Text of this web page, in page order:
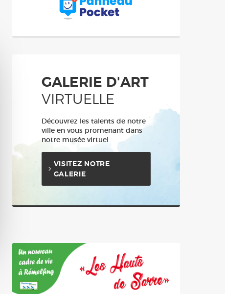
GALERIE D'ART
VIRTUELLE
Découvrez les talents de notre
ville en vous promenant dans
notre musée virtuel
VISITEZ NOTRE
GALERIE